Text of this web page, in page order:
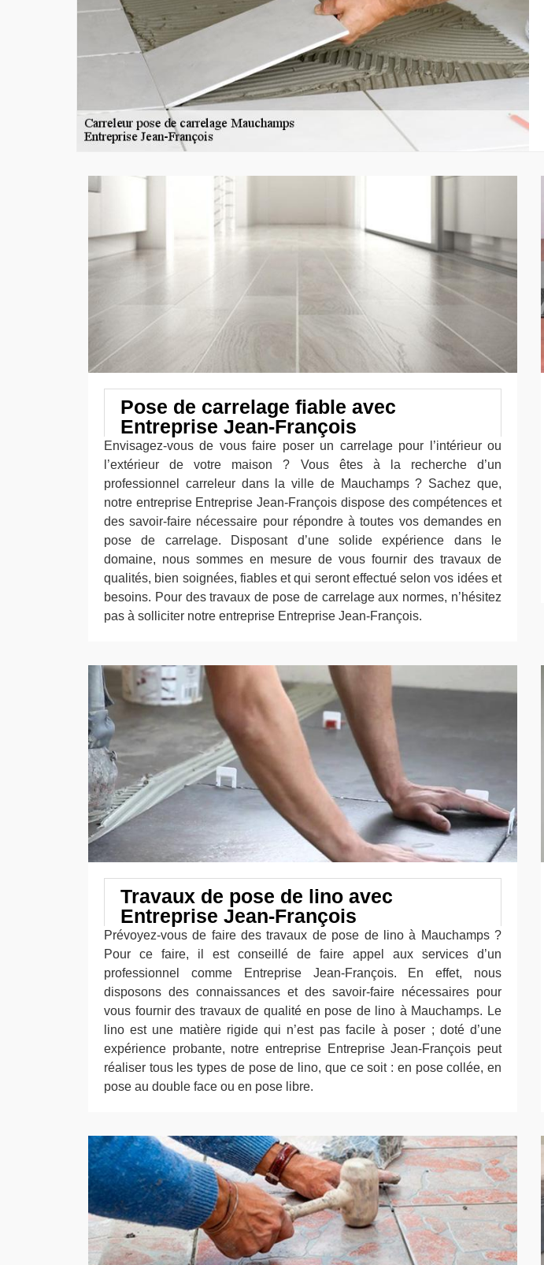
Pose de carrelage fiable avec
Entreprise Jean-François
Envisagez-vous de vous faire poser un carrelage pour l’intérieur ou
l’extérieur de votre maison ? Vous êtes à la recherche d’un
professionnel carreleur dans la ville de Mauchamps ? Sachez que,
notre entreprise Entreprise Jean-François dispose des compétences et
des savoir-faire nécessaire pour répondre à toutes vos demandes en
pose de carrelage. Disposant d’une solide expérience dans le
domaine, nous sommes en mesure de vous fournir des travaux de
qualités, bien soignées, fiables et qui seront effectué selon vos idées et
besoins. Pour des travaux de pose de carrelage aux normes, n’hésitez
pas à solliciter notre entreprise Entreprise Jean-François.
Travaux de pose de lino avec
Entreprise Jean-François
Prévoyez-vous de faire des travaux de pose de lino à Mauchamps ?
Pour ce faire, il est conseillé de faire appel aux services d’un
professionnel comme Entreprise Jean-François. En effet, nous
disposons des connaissances et des savoir-faire nécessaires pour
vous fournir des travaux de qualité en pose de lino à Mauchamps. Le
lino est une matière rigide qui n’est pas facile à poser ; doté d’une
expérience probante, notre entreprise Entreprise Jean-François peut
réaliser tous les types de pose de lino, que ce soit : en pose collée, en
pose au double face ou en pose libre.